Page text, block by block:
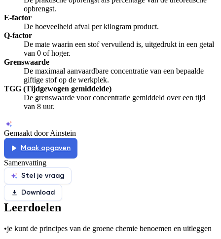
opbrengst.
E-factor
De hoeveelheid afval per kilogram product.
Q-factor
De mate waarin een stof vervuilend is, uitgedrukt in een getal
van 0 of hoger.
Grenswaarde
De maximaal aanvaardbare concentratie van een bepaalde
giftige stof op de werkplek.
TGG (Tijdgewogen gemiddelde)
De grenswaarde voor concentratie gemiddeld over een tijd
van 8 uur.
Gemaakt door Ainstein
Maak opgaven
Samenvatting
Stel je vraag
Download
Leerdoelen
•je kunt de principes van de groene chemie benoemen en uitleggen